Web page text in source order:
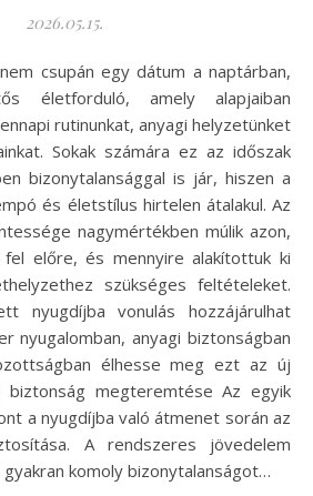
2026.05.15.
életforduló, amely alapjaiban
rutinunkat, anyagi helyzetünket
Sokak számára ez az időszak
bizonytalansággal is jár, hiszen a
és életstílus hirtelen átalakul. Az
nagymértékben múlik azon,
fel előre, és mennyire alakítottuk ki
szükséges feltételeket.
nyugdíjba vonulás hozzájárulhat
nyugalomban, anyagi biztonságban
élhesse meg ezt az új
biztonság megteremtése Az egyik
a nyugdíjba való átmenet során az
A rendszeres jövedelem
komoly bizonytalanságot…